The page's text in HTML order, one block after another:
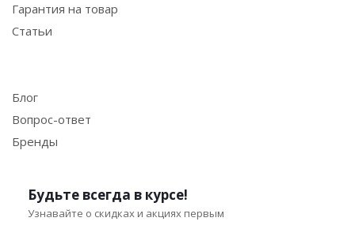
Гарантия на товар
Статьи
Блог
Вопрос-ответ
Бренды
Будьте всегда в курсе!
Узнавайте о скидках и акциях первым